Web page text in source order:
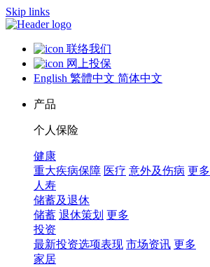
Skip links
联络我们
网上投保
English 繁體中文 简体中文
产品
个人保险
健康
重大疾病保障 医疗 意外及伤病 更多
人寿
储蓄及退休
储蓄 退休策划 更多
投资
最新投资选项表现 市场资讯 更多
家居